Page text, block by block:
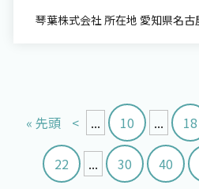
琴葉株式会社 所在地 愛知県名古
« 先頭 < ... 10 ... 18
22 ... 30 40